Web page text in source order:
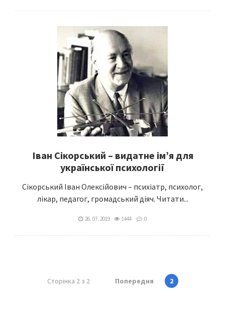
Іван Сікорський – видатне ім’я для
української психології
Сікорський Іван Олексійович – психіатр, психолог,
лікар, педагог, громадський діяч. Читати...
26. 07. 2019 1444 0
Сторінка 2 з 2 Попередня 2